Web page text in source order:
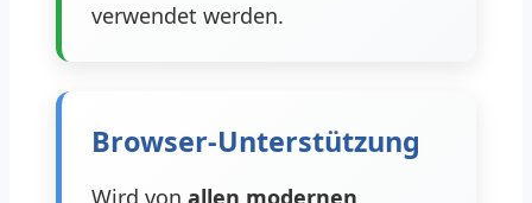
verwendet werden.
Browser-Unterstützung
Wird von allen modernen